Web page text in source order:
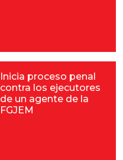
Inicia proceso penal
contra los ejecutores
de un agente de la
FGJEM